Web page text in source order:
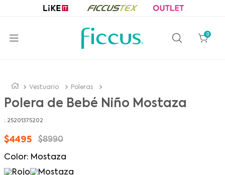
0
Vestuario Poleras
Polera de Bebé Niño Mostaza
: 25201375202
$4495 $8990
Color: Mostaza